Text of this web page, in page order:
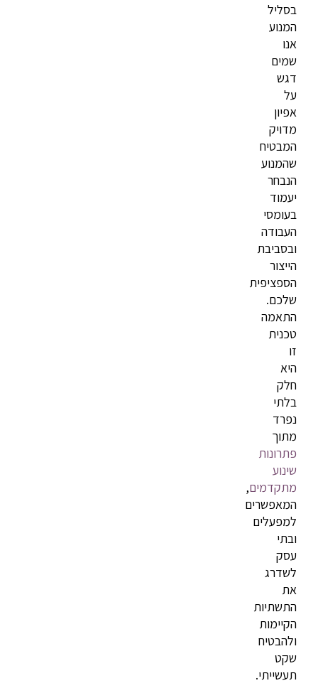
בסליל
המנוע
אנו
שמים
דגש
על
אפיון
מדויק
המבטיח
שהמנוע
הנבחר
יעמוד
בעומסי
העבודה
ובסביבת
הייצור
הספציפית
שלכם.
התאמה
טכנית
זו
היא
חלק
בלתי
נפרד
מתוך
פתרונות
שינוע
מתקדמים,
המאפשרים
למפעלים
ובתי
עסק
לשדרג
את
התשתיות
הקיימות
ולהבטיח
שקט
תעשייתי.